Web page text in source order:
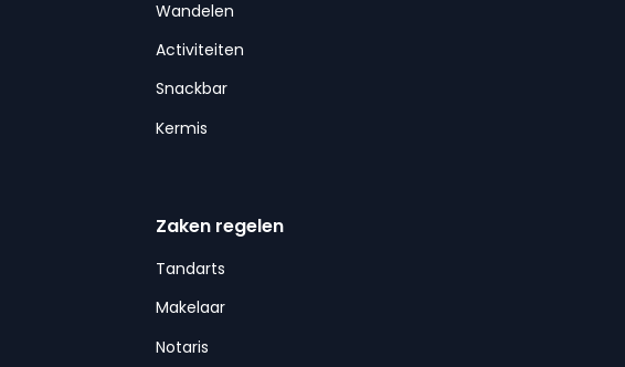
Wandelen
Activiteiten
Snackbar
Kermis
Zaken regelen
Tandarts
Makelaar
Notaris